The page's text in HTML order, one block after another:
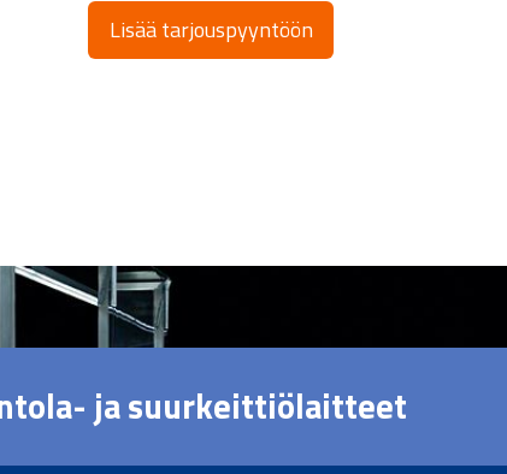
Lisää tarjouspyyntöön
ja suurkeittiölaitteet